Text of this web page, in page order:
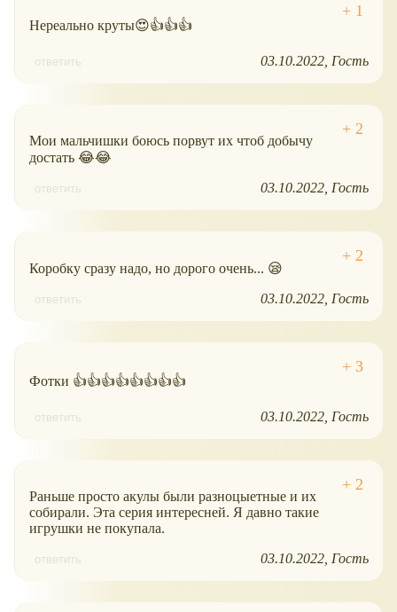
Нереально круты😍👍👍👍
ответить 03.10.2022 Гость
Мои мальчишки боюсь порвут их чтоб добычу
достать 😂😂
ответить 03.10.2022 Гость
Коробку сразу надо, но дорого очень... 😪
ответить 03.10.2022 Гость
Фотки 👍👍👍👍👍👍👍👍
ответить 03.10.2022 Гость
Раньше просто акулы были разноцыетные и их
собирали. Эта серия интересней. Я давно такие
игрушки не покупала.
ответить 03.10.2022 Гость